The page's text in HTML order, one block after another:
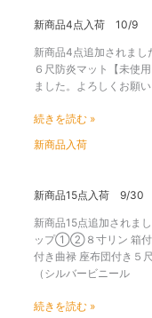
新商品4点入荷 10/9
新商品4点追加されまし
６尺防炎マット【未使
ました。よろしくお願い
新
品
4
点
荷
10/9
続きを読む »
新商品入荷
新商品15点入荷 9/30
新商品15点追加されま
ップ①②８寸リン 箱付
付き曲禄 座布団付き５
（シルバービニール
新
品
15
点
入
9/30
続きを読む »